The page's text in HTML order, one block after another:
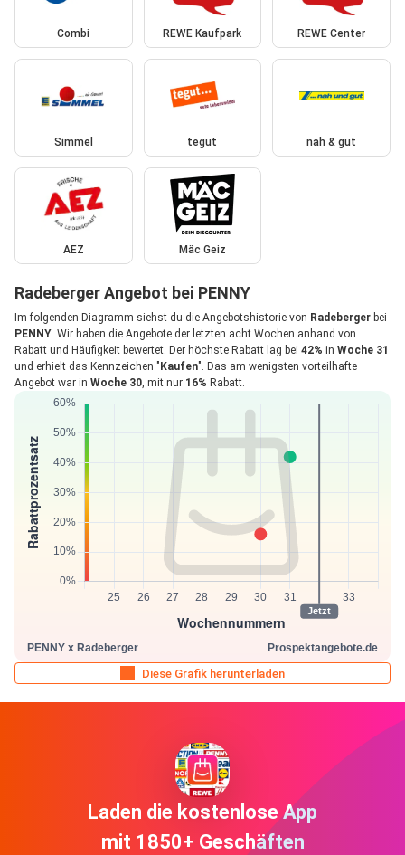
Combi REWE Kaufpark REWE Center
Simmel tegut nah & gut
AEZ Mäc Geiz
Radeberger Angebot bei PENNY
Im folgenden Diagramm siehst du die Angebotshistorie von Radeberger bei
PENNY. Wir haben die Angebote der letzten acht Wochen anhand von
Rabatt und Häufigkeit bewertet. Der höchste Rabatt lag bei 42% in Woche 31
und erhielt das Kennzeichen " Kaufen". Das am wenigsten vorteilhafte
Angebot war in Woche 30, mit nur 16% Rabatt.
Diese Grafik herunterladen
Laden die kostenlose App
mit 1850+ Geschäften